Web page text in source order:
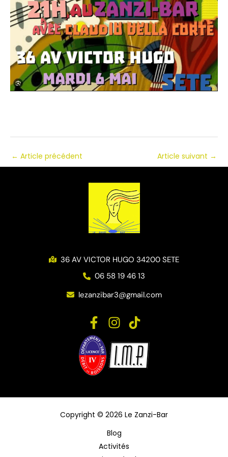
← Article précédent Article suivant →
36 AV VICTOR HUGO 34200 SETE
06 58 19 46 13
lezanzibar3@gmail.com
Copyright © 2026 Le Zanzi-Bar
Blog
Activités